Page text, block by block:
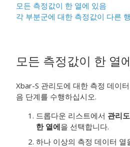
모든 측정값이 한 열에 있음
각 부분군에 대한 측정값이 다른
모든 측정값이 한 열
Xbar-S 관리도에 대한 측정 데이
음 단계를 수행하십시오.
드롭다운 리스트에서 관리
한 열에을 선택합니다.
하나 이상의 측정 데이터 열